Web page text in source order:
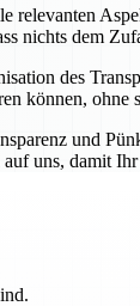
nichts dem
des
können, ohne
und
uns, damit